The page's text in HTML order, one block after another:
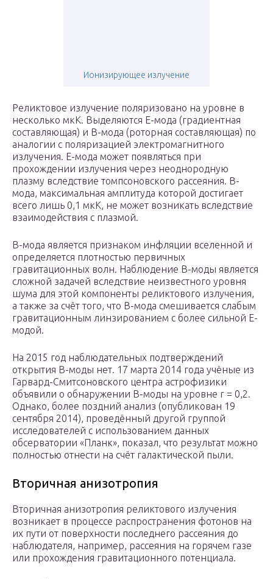
Ионизирующее излучение
Реликтовое излучение поляризовано на уровне в
несколько мкК. Выделяются E-мода (градиентная
составляющая) и B-мода (роторная составляющая) по
аналогии с поляризацией электромагнитного
излучения. E-мода может появляться при
прохождении излучения через неоднородную
плазму вследствие томпсоновского рассеяния. B-
мода, максимальная амплитуда которой достигает
всего лишь 0,1 мкК, не может возникать вследствие
взаимодействия с плазмой.
B-мода является признаком инфляции вселенной и
определяется плотностью первичных
гравитационных волн. Наблюдение B-моды является
сложной задачей вследствие неизвестного уровня
шума для этой компоненты реликтового излучения,
а также за счёт того, что B-мода смешивается слабым
гравитационным линзированием с более сильной E-
модой.
На 2015 год наблюдательных подтверждений
открытия B-моды нет. 17 марта 2014 года учёные из
Гарвард-Смитсоновского центра астрофизики
объявили о обнаружении B-моды на уровне r = 0,2.
Однако, более поздний анализ (опубликован 19
сентября 2014), проведённый другой группой
исследователей с использованием данных
обсерватории «Планк», показал, что результат можно
полностью отнести на счёт галактической пыли.
Вторичная анизотропия
Вторичная анизотропия реликтового излучения
возникает в процессе распространения фотонов на
их пути от поверхности последнего рассеяния до
наблюдателя, например, рассеяния на горячем газе
или прохождения гравитационного потенциала.